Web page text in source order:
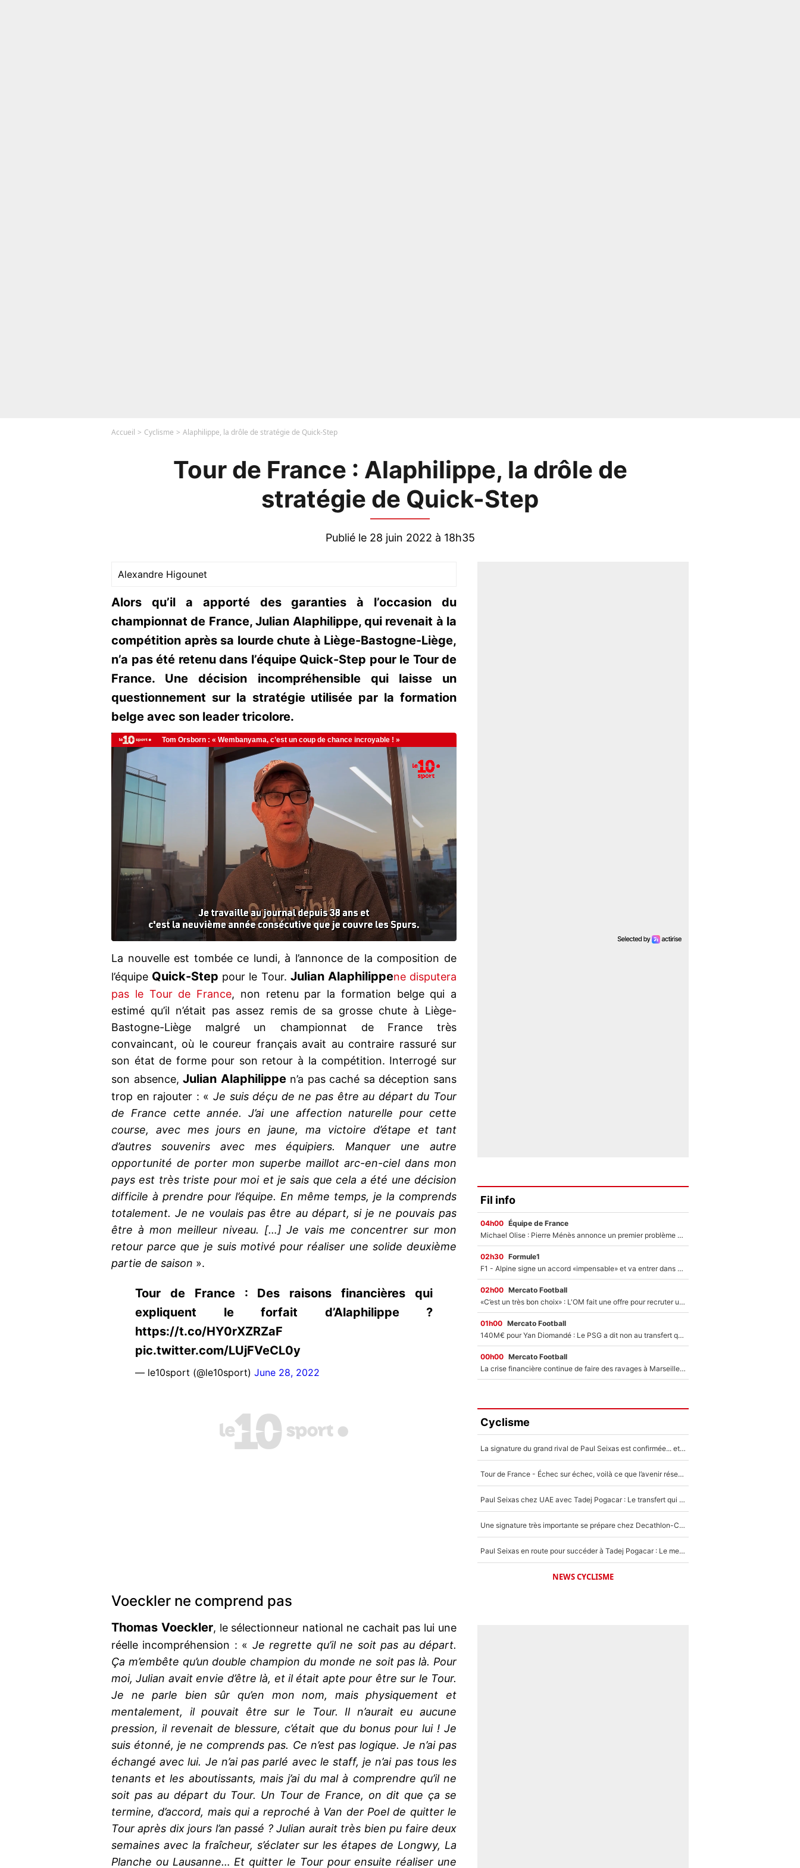
Accueil Cyclisme Alaphilippe, la drôle de stratégie de Quick-Step
Tour de France : Alaphilippe, la drôle de
stratégie de Quick-Step
Publié le 28 juin 2022 à 18h35
Alexandre Higounet
Alors qu’il a apporté des garanties à l’occasion du
championnat de France, Julian Alaphilippe, qui revenait à la
compétition après sa lourde chute à Liège-Bastogne-Liège,
n’a pas été retenu dans l’équipe Quick-Step pour le Tour de
France. Une décision incompréhensible qui laisse un
questionnement sur la stratégie utilisée par la formation
belge avec son leader tricolore.
La nouvelle est tombée ce lundi, à l’annonce de la composition de
l’équipe Quick-Step pour le Tour. Julian Alaphilippene disputera
pas le Tour de France, non retenu par la formation belge qui a
estimé qu’il n’était pas assez remis de sa grosse chute à Liège-
Bastogne-Liège malgré un championnat de France très
convaincant, où le coureur français avait au contraire rassuré sur
son état de forme pour son retour à la compétition. Interrogé sur
son absence,Julian Alaphilippen’a pas caché sa déception sans
trop en rajouter : « Je suis déçu de ne pas être au départ du Tour
de France cette année. J’ai une affection naturelle pour cette
course, avec mes jours en jaune, ma victoire d’étape et tant
d’autres souvenirs avec mes équipiers. Manquer une autre
opportunité de porter mon superbe maillot arc-en-ciel dans mon
pays est très triste pour moi et je sais que cela a été une décision
difficile à prendre pour l’équipe. En même temps, je la comprends
totalement. Je ne voulais pas être au départ, si je ne pouvais pas
être à mon meilleur niveau. […] Je vais me concentrer sur mon
retour parce que je suis motivé pour réaliser une solide deuxième
partie de saison ».
Tour de France : Des raisons financières qui
expliquent le forfait d’Alaphilippe ?
https://t.co/HY0rXZRZaF
pic.twitter.com/LUjFVeCL0y
— le10sport (@le10sport) June 28, 2022
Voeckler ne comprend pas
Thomas Voeckler, le sélectionneur national ne cachait pas lui une
réelle incompréhension : « Je regrette qu’il ne soit pas au départ.
Ça m’embête qu’un double champion du monde ne soit pas là. Pour
moi, Julian avait envie d’être là, et il était apte pour être sur le Tour.
Je ne parle bien sûr qu’en mon nom, mais physiquement et
mentalement, il pouvait être sur le Tour. Il n’aurait eu aucune
pression, il revenait de blessure, c’était que du bonus pour lui ! Je
suis étonné, je ne comprends pas. Ce n’est pas logique. Je n’ai pas
échangé avec lui. Je n’ai pas parlé avec le staff, je n’ai pas tous les
tenants et les aboutissants, mais j’ai du mal à comprendre qu’il ne
soit pas au départ du Tour. Un Tour de France, on dit que ça se
termine, d’accord, mais qui a reproché à Van der Poel de quitter le
Tour après dix jours l’an passé ? Julian aurait très bien pu faire deux
semaines avec la fraîcheur, s’éclater sur les étapes de Longwy, La
Planche ou Lausanne… Et quitter le Tour pour ensuite réaliser une
Fil info
04h00 Équipe de France
Michael Olise : Pierre Ménès annonce un premier problème pour Zinedine Zidane en équipe de France
02h30 Formule1
F1 - Alpine signe un accord «impensable» et va entrer dans une nouvelle dimension : Grande nouvelle pour Pierre Gasly !
02h00 Mercato Football
«C’est un très bon choix» : L'OM fait une offre pour recruter un ancien joueur du PSG... et c'est validé dans l'After Foot !
01h00 Mercato Football
140M€ pour Yan Diomandé : Le PSG a dit non au transfert qui bat tous les records sur le mercato
00h00 Mercato Football
La crise financière continue de faire des ravages à Marseille : L’OM a placé 12 joueurs sur le marché des transferts… et ça pourrait lui rapporter près de 100M€ !
Cyclisme
La signature du grand rival de Paul Seixas est confirmée... et c'est une excellente nouvelle pour l'équipe Decathlon-CMA CGM !
Tour de France - Échec sur échec, voilà ce que l’avenir réserve à Paul Seixas : «Tant qu’il y aura un Pogacar comme celui-là...»
Paul Seixas chez UAE avec Tadej Pogacar : Le transfert qui effraie le peloton, «c’est la pire des choses qui puisse arriver»
Une signature très importante se prépare chez Decathlon-CMA CGM pour aider Paul Seixas à gagner le Tour de France 2027
Paul Seixas en route pour succéder à Tadej Pogacar : Le meilleur est annoncé pour l’avenir de la pépite française
NEWS CYCLISME